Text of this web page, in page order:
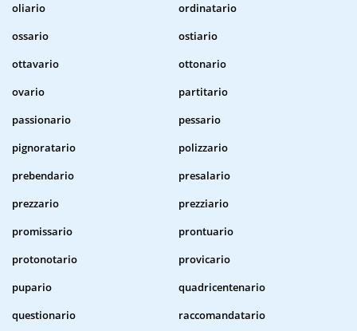
oliario
ordinatario
ossario
ostiario
ottavario
ottonario
ovario
partitario
passionario
pessario
pignoratario
polizzario
prebendario
presalario
prezzario
prezziario
promissario
prontuario
protonotario
provicario
pupario
quadricentenario
questionario
raccomandatario